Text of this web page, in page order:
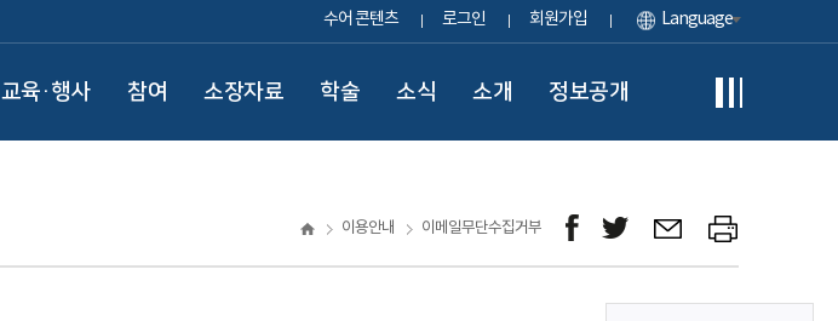
수어 콘텐츠 로그인 회원가입 Language
교육·행사 참여 소장자료 학술 소식 소개 정보공개
이용안내 이메일무단수집거부